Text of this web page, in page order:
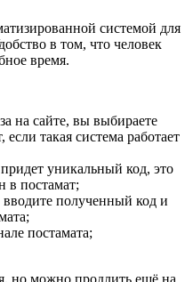
системой для
в том, что человек
время.
на сайте, вы выбираете
такая система работает
уникальный код, это
в постамат;
полученный код и
постамата;
но можно продлить ещё на